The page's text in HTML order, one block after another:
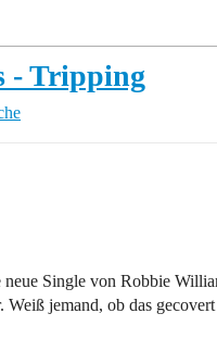
- Tripping
Single von Robbie
jemand, ob das